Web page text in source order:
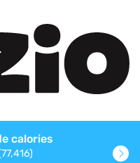
calories